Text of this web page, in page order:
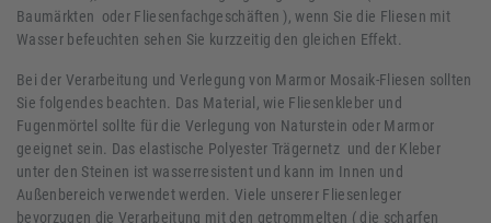
Baumärkten oder Fliesenfachgeschäften ), wenn Sie die Fliesen mit
Wasser befeuchten sehen Sie kurzzeitig den gleichen Effekt.
Bei der Verarbeitung und Verlegung von Marmor Mosaik-Fliesen sollten
Sie folgendes beachten. Das Material, wie Fliesenkleber und
Fugenmörtel sollte für die Verlegung von Naturstein oder Marmor
geeignet sein. Das elastische Polyester Trägernetz und der Kleber
unter den Steinen ist wasserresistent und kann im Innen und
Außenbereich verwendet werden. Viele unserer Fliesenleger
bevorzugen die Verarbeitung mit den getrommelten ( die scharfen